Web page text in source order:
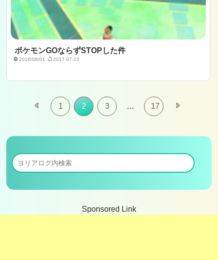
ポケモンGOならずSTOPした件
2016/08/01 2017-07-23
1 2 3 … 17
Sponsored Link